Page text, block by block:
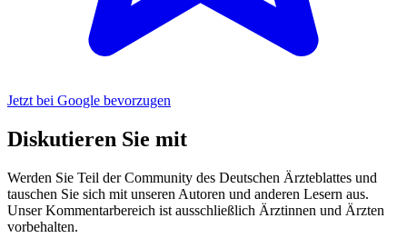
Jetzt bei Google bevorzugen
Diskutieren Sie mit
Werden Sie Teil der Community des Deutschen Ärzteblattes und
tauschen Sie sich mit unseren Autoren und anderen Lesern aus.
Unser Kommentarbereich ist ausschließlich Ärztinnen und Ärzten
vorbehalten.